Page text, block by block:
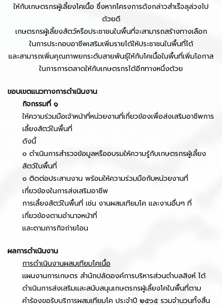
ให้กับเกษตรกรผู้เลี้ยงโคเนื้อ ซึ่งหากโครงการดังกล่าวสำเร็จลุล่วงไป
ด้วยดี
เกษตรกรผู้เลี้ยงสัตว์หรือประชาชนในพื้นที่จะสามารถสร้างทางเลือก
ในการประกอบอาชีพเสริมเพิ่มรายได้ให้ประชาชนในพื้นที่ได้
และสามารถเพิ่มคุณภาพยกระดับสายพันธุ์ให้กับโคเนื้อในพื้นที่เพิ่มโอกาส
ในการการตลาดให้กับเกษตรกรได้อีกทางหนึ่งด้วย
ขอบเขตแนวทางการดำเนินงาน
กิจกรรมที่ ๑
ให้ความร่วมมือเจ้าหน้าที่หน่วยงานที่เกี่ยวข้องเพื่อส่งเสริมอาชีพการ
เลี้ยงสัตว์ในพื้นที่
ดังนี้
o ดำเนินการสำรวจข้อมูลหรืออบรมให้ความรู้กับเกษตรกรผู้เลี้ยง
สัตว์ในพื้นที่
o ติดต่อประสานงาน พร้อมให้ความร่วมมือกับหน่วยงานที่
เกี่ยวข้องในการส่งเสริมอาชีพ
การเลี้ยงสัตว์ในพื้นที่ เช่น งานผสมเทียมโค และงานอื่นๆ ที่
เกี่ยวข้องตามอำนาจหน้าที่
และตามภารกิจถ่ายโอน
ผลการดำเนินงาน
การดำเนินงานผสมเทียมโคเนื้อ
แผนงานการเกษตร สำนักปลัดองค์การบริหารส่วนตำบลสิงห์ ได้
ดำเนินการส่งเสริมและสนับสนุนเกษตรกรผู้เลี้ยงโคในพื้นที่ตาม
คำร้องขอรับบริการผสมเทียมโค ประจำปี ๒๕๖๕ รวมจำนวนทั้งสิ้น